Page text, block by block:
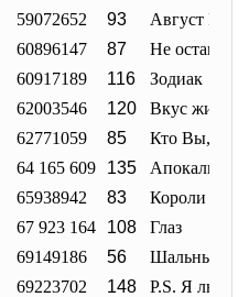
59072652 93
Август Раш
60896147 87
Не
60917189 116
Зодиак
62003546 120
Вкус жизни
62771059 85
Кто Вы,
64 165 609 135
65938942 83
Короли улиц
67 923 164 108
Глаз
69149186 56
Шальные
69223702 148
P.S. Я